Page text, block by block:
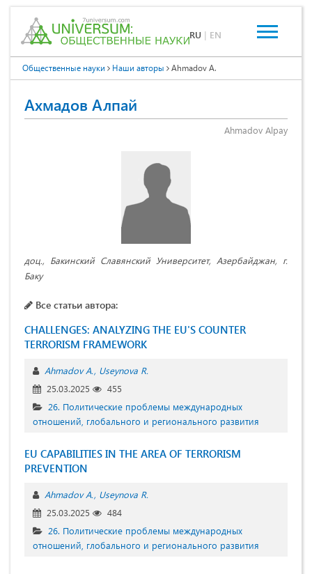
RU | EN
Общественные науки Наши авторы Ahmadov A.
Ахмадов Алпай
Ahmadov Alpay
доц., Бакинский Славянский Университет, Азербайджан, г.
Баку
Все статьи автора:
CHALLENGES: ANALYZING THE EU'S COUNTER
TERRORISM FRAMEWORK
Ahmadov A. Useynova R.
25.03.2025
455
26. Политические проблемы международных
отношений, глобального и регионального развития
EU CAPABILITIES IN THE AREA OF TERRORISM
PREVENTION
Ahmadov A. Useynova R.
25.03.2025
484
26. Политические проблемы международных
отношений, глобального и регионального развития